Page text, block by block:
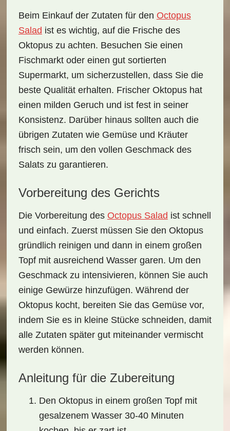
Beim Einkauf der Zutaten für den Octopus
Salad ist es wichtig, auf die Frischedes
Oktopus zu achten. Besuchen Sie einen
Fischmarktoder einen gut sortierten
Supermarkt, um sicherzustellen, dass Sie die
beste Qualität erhalten. Frischer Oktopus hat
einen milden Geruch und ist fest in seiner
Konsistenz. Darüber hinaus sollten auch die
übrigen Zutaten wie Gemüse und Kräuter
frisch sein, um den vollen Geschmack des
Salats zu garantieren.
Vorbereitung des Gerichts
Die Vorbereitung des Octopus Salad ist schnell
und einfach. Zuerst müssen Sie den Oktopus
gründlich reinigen und dann in einem großen
Topf mit ausreichend Wasser garen. Um den
Geschmack zu intensivieren, können Sie auch
einige Gewürze hinzufügen. Während der
Oktopus kocht, bereiten Sie das Gemüse vor,
indem Sie es in kleine Stücke schneiden, damit
alle Zutaten später gut miteinander vermischt
werden können.
Anleitung für die Zubereitung
Den Oktopus in einem großen Topf mit
gesalzenem Wasser 30-40 Minuten